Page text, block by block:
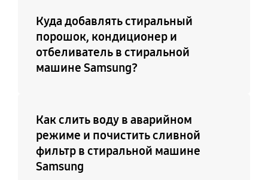
Куда добавлять стиральный
порошок, кондиционер и
отбеливатель в стиральной
машине Samsung?
Как слить воду в аварийном
режиме и почистить сливной
фильтр в стиральной машине
Samsung